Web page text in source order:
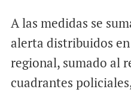
A las medidas se
alerta distribuidos
regional, sumado al
cuadrantes